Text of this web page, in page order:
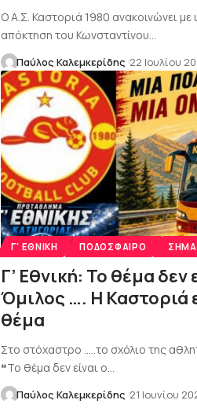
Ο Α.Σ. Καστοριά 1980 ανακοινώνει με
απόκτηση του Κωνσταντίνου…
Παύλος Καλεμκερίδης 22 Ιουλίου
Γ' ΕΘΝΙΚΉ ΠΟΔΌΣΦΑΙΡΟ
Γ’ Εθνική: Το θέμα δεν
Όμιλος …. Η Καστοριά
θέμα
Στο στόχαστρο .....το σχόλιο της
❝Το θέμα δεν είναι ο…
Παύλος Καλεμκερίδης 21 Ιουνίου